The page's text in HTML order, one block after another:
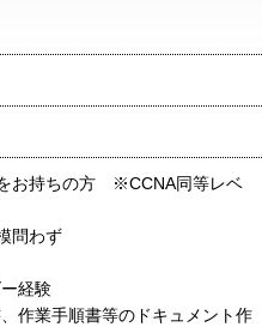
をお持ちの方 ※CCNA同等レベ
問わず
経験
作業手順書等のドキュメント作